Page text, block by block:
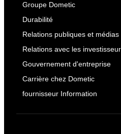
Groupe Dometic
Durabilité
Relations publiques et médias
Relations avec les
Gouvernement d'entreprise
Carrière chez Dometic
fournisseur Information